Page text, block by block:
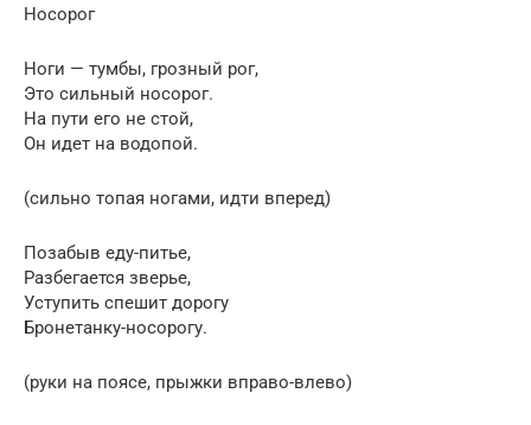
Носорог
Ноги — тумбы, грозный рог,
Это сильный носорог.
На пути его не стой,
Он идет на водопой.
(сильно топая ногами, идти вперед)
Позабыв еду-питье,
Разбегается зверье,
Уступить спешит дорогу
Бронетанку-носорогу.
(руки на поясе, прыжки вправо-влево)